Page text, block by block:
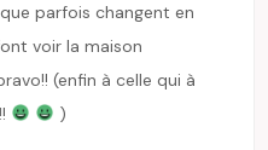
parfois changent en
voir la maison
(enfin à celle qui à
)